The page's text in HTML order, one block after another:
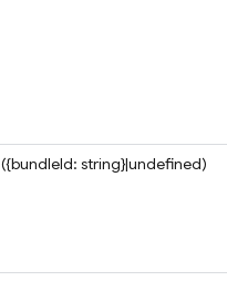
({bundleId: string}|undefined)